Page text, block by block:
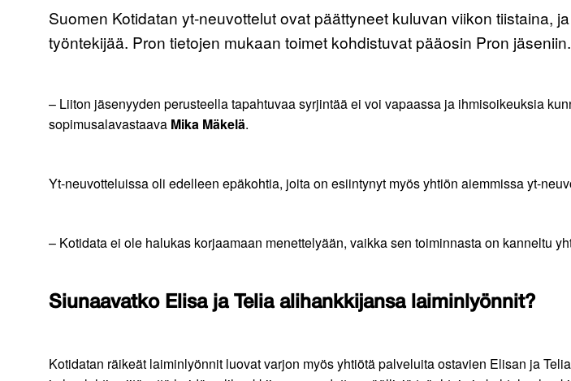
Suomen Kotidatan yt-neuvottelut ovat päättyneet kuluvan viikon tiistaina,
työntekijää. Pron tietojen mukaan toimet kohdistuvat pääosin Pron jäseniin.
– Liiton jäsenyyden perusteella tapahtuvaa syrjintää ei voi vapaassa ja ihmisoikeuksia
sopimusalavastaava Mika Mäkelä.
Yt-neuvotteluissa oli edelleen epäkohtia, joita on esiintynyt myös yhtiön aiemmissa yt-
– Kotidata ei ole halukas korjaamaan menettelyään, vaikka sen toiminnasta on kanneltu
Siunaavatko Elisa ja Telia alihankkijansa laiminlyönnit?
Kotidatan räikeät laiminlyönnit luovat varjon myös yhtiötä palveluita ostavien Elisan ja